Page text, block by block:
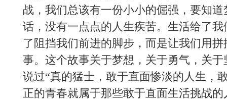
战，我们总该有一份小小的倔强，要知
话，没有一点点的人生疾苦。生活给了
了阻挡我们前进的脚步，而是让我们用
事。这个故事关于梦想，关于勇气，关
说过“真的猛士，敢于直面惨淡的人生，
正的青春就属于那些敢于直面生活挑战的